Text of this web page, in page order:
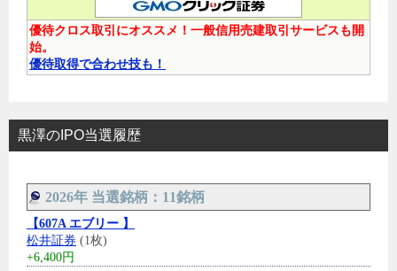
優待クロス取引にオススメ！一般信用売建取引サービスも開
始。
優待取得で合わせ技も！
黒澤のIPO当選履歴
2026年 当選銘柄：11銘柄
【607A エブリー 】
松井証券 (1枚)
+6,400円